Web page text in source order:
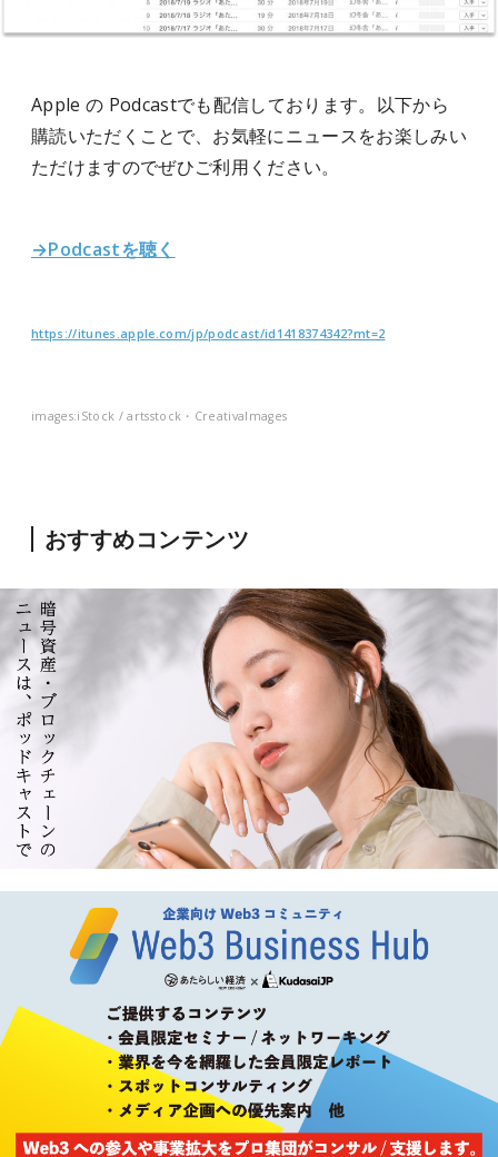
Apple の Podcastでも配信しております。以下から
購読いただくことで、お気軽にニュースをお楽しみい
ただけますのでぜひご利用ください。
→Podcastを聴く
https://itunes.apple.com/jp/podcast/id1418374342?mt=2
images:iStock / artsstock・CreativaImages
おすすめコンテンツ